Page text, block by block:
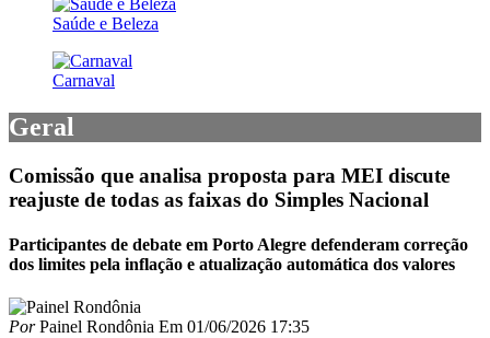
Saúde e Beleza
Carnaval
Geral
Comissão que analisa proposta para MEI discute
reajuste de todas as faixas do Simples Nacional
Participantes de debate em Porto Alegre defenderam correção
dos limites pela inflação e atualização automática dos valores
PorPainel Rondônia Em 01/06/2026 17:35